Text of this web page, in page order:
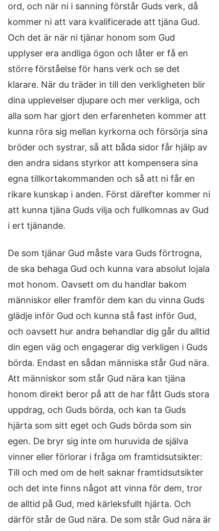
ord, och när ni i sanning förstår Guds verk, då
kommer ni att vara kvalificerade att tjäna Gud.
Och det är när ni tjänar honom som Gud
upplyser era andliga ögon och låter er få en
större förståelse för hans verk och se det
klarare. När du träder in till den verkligheten blir
dina upplevelser djupare och mer verkliga, och
alla som har gjort den erfarenheten kommer att
kunna röra sig mellan kyrkorna och försörja sina
bröder och systrar, så att båda sidor får hjälp av
den andra sidans styrkor att kompensera sina
egna tillkortakommanden och så att ni får en
rikare kunskap i anden. Först därefter kommer ni
att kunna tjäna Guds vilja och fullkomnas av Gud
i ert tjänande.
De som tjänar Gud måste vara Guds förtrogna,
de ska behaga Gud och kunna vara absolut lojala
mot honom. Oavsett om du handlar bakom
människor eller framför dem kan du vinna Guds
glädje inför Gud och kunna stå fast inför Gud,
och oavsett hur andra behandlar dig går du alltid
din egen väg och engagerar dig verkligen i Guds
börda. Endast en sådan människa står Gud nära.
Att människor som står Gud nära kan tjäna
honom direkt beror på att de har fått Guds stora
uppdrag, och Guds börda, och kan ta Guds
hjärta som sitt eget och Guds börda som sin
egen. De bryr sig inte om huruvida de själva
vinner eller förlorar i fråga om framtidsutsikter:
Till och med om de helt saknar framtidsutsikter
och det inte finns något att vinna för dem, tror
de alltid på Gud, med kärleksfullt hjärta. Och
därför står de Gud nära. De som står Gud nära är